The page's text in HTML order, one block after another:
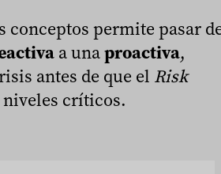
conceptos permite pasar
a unaproactiva,
antes de que el Risk
críticos.